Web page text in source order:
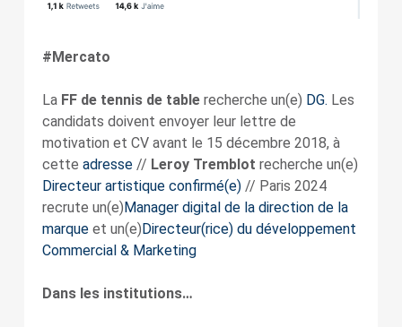
#Mercato
La FF de tennis de tablerecherche un(e) DG. Les
candidats doivent envoyer leur lettre de
motivation et CV avant le 15 décembre 2018, à
cette adresse// Leroy Tremblot recherche un(e)
Directeur artistique confirmé(e)// Paris 2024
recrute un(e)Manager digital de la direction de la
marque et un(e)Directeur(rice) du développement
Commercial & Marketing
Dans les institutions…